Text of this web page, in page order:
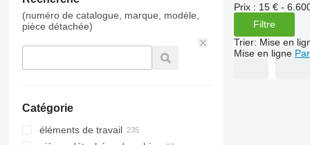
(numéro de catalogue, marque, modèle,
pièce détachée)
Catégorie
éléments de travail
Prix : 15 € -
Filtre
Trier: Mise en
Mise en ligne